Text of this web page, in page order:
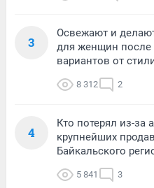
3
Освежают и
для женщин после
вариантов от
8 312 2
4
Кто потерял из-за
крупнейших
Байкальского
5 841 3